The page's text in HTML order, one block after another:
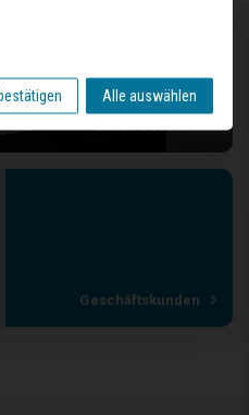
Geschäftskunden
Alle auswählen